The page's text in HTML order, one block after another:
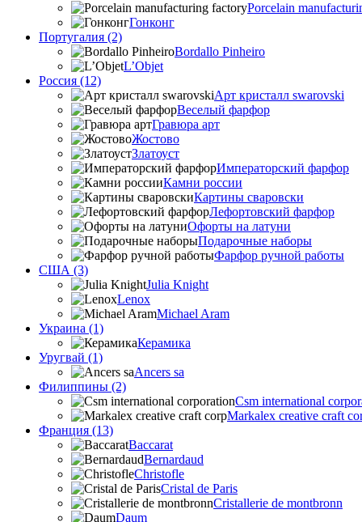
Porcelain
Гонконг
Португалия (2)
Bordallo Pinheiro
L’Objet
Россия (12)
Арт кристалл swarovski
Веселый фарфор
Гравюра арт
Жостово
Златоуст
Императорский фарфор
Камни россии
Картины сваровски
Лефортовский фарфор
Офорты на латуни
Подарочные наборы
Фарфор ручной работы
США (3)
Julia Knight
Lenox
Michael Aram
Украина (1)
Керамика
Уругвай (1)
Ancers sa
Филиппины (2)
Csm international
Markalex creative craft
Франция (13)
Baccarat
Bernardaud
Christofle
Cristal de Paris
Cristallerie de montbronn
Daum